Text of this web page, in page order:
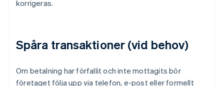
korrigeras.
Spåra transaktioner (vid behov)
Om betalning har förfallit och inte mottagits bör
företaget följa upp via telefon, e-post eller formellt